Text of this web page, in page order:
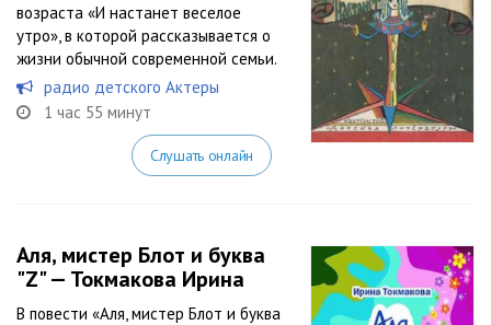
возраста «И настанет веселое
утро», в которой рассказывается о
жизни обычной современной семьи.
радио детского Актеры
1 час 55 минут
Слушать онлайн
Аля, мистер Блот и буква
"Z" — Токмакова Ирина
В повести «Аля, мистер Блот и буква